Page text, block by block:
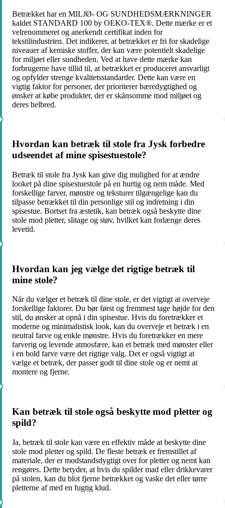
Betrækket har en MILJØ- OG SUNDHEDSMÆRKNINGER
kaldet STANDARD 100 by OEKO-TEX®. Dette mærke er et
velrenommeret og anerkendt certifikat inden for
tekstilindustrien. Det indikerer, at betrækket er fri for skadelige
niveauer af kemiske stoffer, der kan være potentielt skadelige
for miljøet eller sundheden. Ved at have dette mærke kan
forbrugerne have tillid til, at betrækket er produceret ansvarligt
og opfylder strenge kvalitetsstandarder. Dette kan være en
vigtig faktor for personer, der prioriterer bæredygtighed og
ønsker at købe produkter, der er skånsomme mod miljøet og
deres helbred.
Hvordan kan betræk til stole fra Jysk forbedre
udseendet af mine spisestuestole?
Betræk til stole fra Jysk kan give dig mulighed for at ændre
looket på dine spisestuestole på en hurtig og nem måde. Med
forskellige farver, mønstre og teksturer tilgængelige kan du
tilpasse betrækket til din personlige stil og indretning i din
spisestue. Bortset fra æstetik, kan betræk også beskytte dine
stole mod pletter, slitage og støv, hvilket kan forlænge deres
levetid.
Hvordan kan jeg vælge det rigtige betræk til
mine stole?
Når du vælger et betræk til dine stole, er det vigtigt at overveje
forskellige faktorer. Du bør først og fremmest tage højde for den
stil, du ønsker at opnå i din spisestue. Hvis du foretrækker et
moderne og minimalistisk look, kan du overveje et betræk i en
neutral farve og enkle mønstre. Hvis du foretrækker en mere
farverig og levende atmosfære, kan et betræk med mønster eller
i en bold farve være det rigtige valg. Det er også vigtigt at
vælge et betræk, der passer godt til dine stole og er nemt at
montere og fjerne.
Kan betræk til stole også beskytte mod pletter og
spild?
Ja, betræk til stole kan være en effektiv måde at beskytte dine
stole mod pletter og spild. De fleste betræk er fremstillet af
materiale, der er modstandsdygtigt over for pletter og nemt kan
rengøres. Dette betyder, at hvis du spilder mad eller drikkevarer
på stolen, kan du blot fjerne betrækket og vaske det eller tørre
pletterne af med en fugtig klud.